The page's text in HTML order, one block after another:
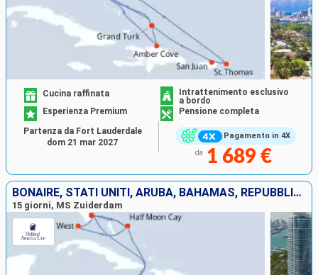
Pagamento in 4X
Cucina raffinata
Intrattenimento esclusivo
a bordo
Esperienza Premium
Pensione completa
da 1 689 €
Partenza da Fort Lauderdale
dom 21 mar 2027
BONAIRE, STATI UNITI, ARUBA, BAHAMAS, REPUBBLICA DOMINICANA
15 giorni, MS Zuiderdam